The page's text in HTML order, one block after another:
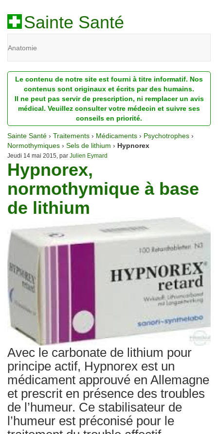
Sainte Santé
Anatomie
Diagnostic
Dossiers
Homéopathie
Nutrition
Pathologie
Psychologie
Recherches
Le contenu de notre site est fourni à titre informatif. Nos
contenus sont originaux et écrits par des humains.
Il ne peut pas servir de prescription, ni remplacer un avis
médical. Veuillez consulter votre médecin et suivre ses
conseils en priorité.
Sainte Santé › Traitements › Médicaments › Psychotrophes ›
Normothymiques › Sels de lithium › Hypnorex
Jeudi 14 mai 2015, par Julien Eymard
Hypnorex,
normothymique à base
de lithium
Avec le carbonate de lithium pour
principe actif, Hypnorex est un
médicament approuvé en Allemagne
et prescrit en présence des troubles
de l’humeur. Ce stabilisateur de
l’humeur est préconisé pour le